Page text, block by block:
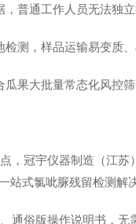
普通工作人员无法独立
测，样品运输易变质、
果大批量常态化风控筛
冠宇仪器制造（江
式氯呲脲残留检测解
俗版操作说明书，